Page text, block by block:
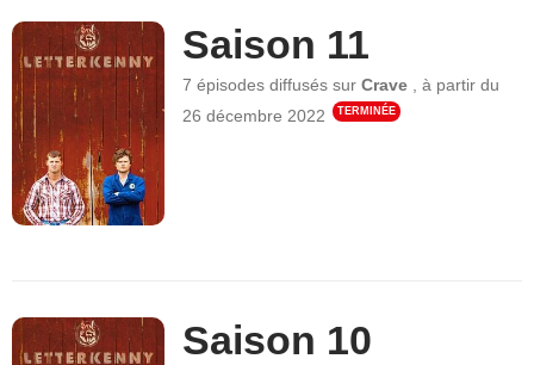
Saison 11
7 épisodes diffusés surCrave ,à partir du
26 décembre 2022
TERMINÉE
Saison 10